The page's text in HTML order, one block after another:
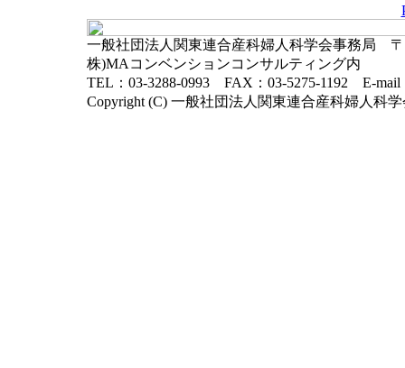
一般社団法人関東連合産科婦人科学会事務局 〒
株)MAコンベンションコンサルティング内
TEL：03-3288-0993 FAX：03-5275-1192 E-mail
Copyright (C) 一般社団法人関東連合産科婦人科